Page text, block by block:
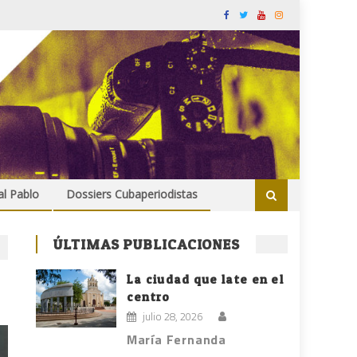
Pablo Dossiers Cubaperiodistas
ÚLTIMAS PUBLICACIONES
La ciudad que late en el
centro
julio 28, 2026
María Fernanda